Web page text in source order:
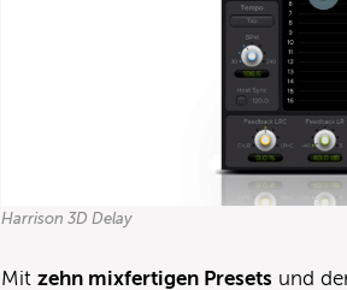
Harrison 3D Delay
Mitzehn mixfertigen Presets und